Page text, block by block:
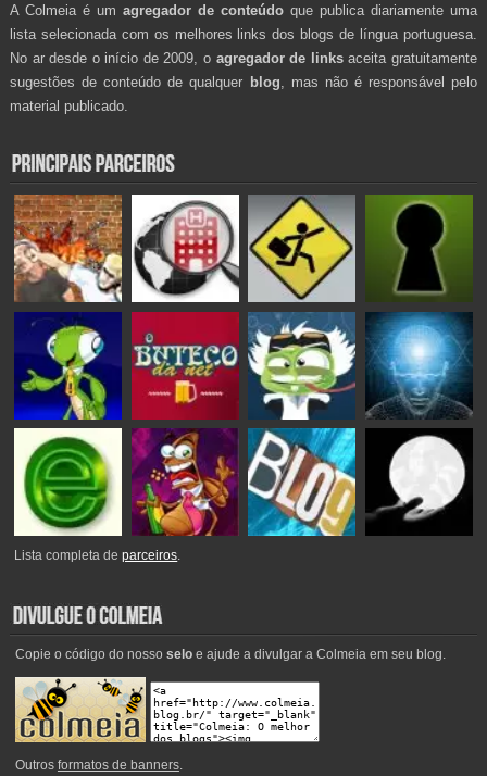
A Colmeia é um agregador de conteúdo que publica diariamente uma
lista selecionada com os melhores links dos blogs de língua portuguesa.
No ar desde o início de 2009, o agregador de linksaceita gratuitamente
sugestões de conteúdo de qualquer blog , mas não é responsável pelo
material publicado.
Lista completa deparceiros.
Copie o código do nosso seloe ajude a divulgar a Colmeia em seu blog.
Outros formatos de banners.